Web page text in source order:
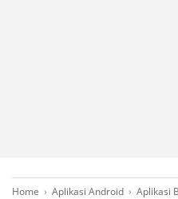
Home › Aplikasi Android › Aplikasi